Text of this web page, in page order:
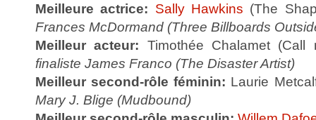
Meilleure actrice: Sally Hawkins (The
Frances McDormand (Three Billboards
Meilleur acteur: Timothée Chalamet
finaliste James Franco (The Disaster Artist)
Meilleur second-rôle féminin: Laurie
Mary J. Blige (Mudbound)